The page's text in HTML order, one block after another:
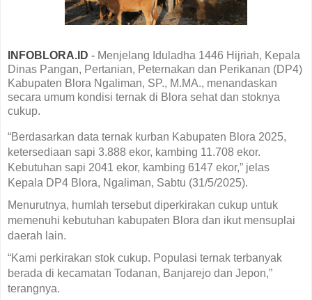
INFOBLORA.ID - Menjelang Iduladha 1446 Hijriah, Kepala
Dinas Pangan, Pertanian, Peternakan dan Perikanan (DP4)
Kabupaten Blora Ngaliman, SP., M.MA., menandaskan
secara umum kondisi ternak di Blora sehat dan stoknya
cukup.
“Berdasarkan data ternak kurban Kabupaten Blora 2025,
ketersediaan sapi 3.888 ekor, kambing 11.708 ekor.
Kebutuhan sapi 2041 ekor, kambing 6147 ekor,” jelas
Kepala DP4 Blora, Ngaliman, Sabtu (31/5/2025).
Menurutnya, humlah tersebut diperkirakan cukup untuk
memenuhi kebutuhan kabupaten Blora dan ikut mensuplai
daerah lain.
“Kami perkirakan stok cukup. Populasi ternak terbanyak
berada di kecamatan Todanan, Banjarejo dan Jepon,”
terangnya.